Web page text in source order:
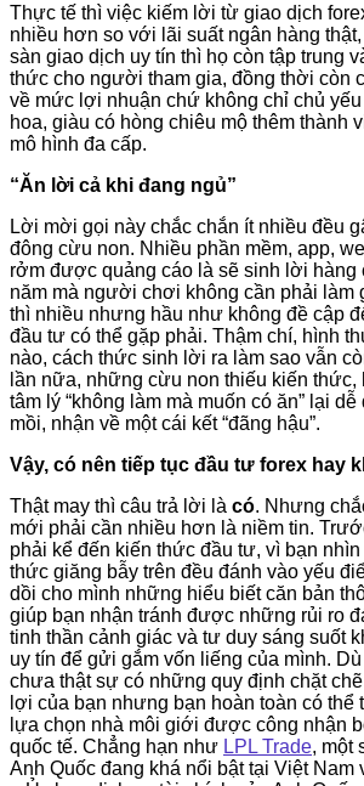
Thực tế thì việc kiếm lời từ giao dịch
nhiều hơn so với lãi suất ngân hàng
sàn giao dịch uy tín thì họ còn tập trung
thức cho người tham gia, đồng thời còn
về mức lợi nhuận chứ không chỉ chủ
hoa, giàu có hòng chiêu mộ thêm thành
mô hình đa cấp.
“Ăn lời cả khi đang ngủ”
Lời mời gọi này chắc chắn ít nhiều đều
đông cừu non. Nhiều phần mềm, app,
rởm được quảng cáo là sẽ sinh lời hàng
năm mà người chơi không cần phải làm
thì nhiều nhưng hầu như không đề cập
đầu tư có thể gặp phải. Thậm chí, hình
nào, cách thức sinh lời ra làm sao vẫn
lần nữa, những cừu non thiếu kiến
tâm lý “không làm mà muốn có ăn” lại
mồi, nhận về một cái kết “đãng hậu”.
Vậy, có nên tiếp tục đầu tư forex hay
Thật may thì câu trả lời là có. Nhưng
mới phải cần nhiều hơn là niềm tin.
phải kể đến kiến thức đầu tư, vì bạn
thức giăng bẫy trên đều đánh vào yếu
dồi cho mình những hiểu biết căn bản
giúp bạn nhận tránh được những rủi ro
tinh thần cảnh giác và tư duy sáng suốt
uy tín để gửi gắm vốn liếng của mình.
chưa thật sự có những quy định chặt
lợi của bạn nhưng bạn hoàn toàn có thể
lựa chọn nhà môi giới được công nhận
quốc tế. Chẳng hạn như LPL Trade, một
Anh Quốc đang khá nổi bật tại Việt Nam